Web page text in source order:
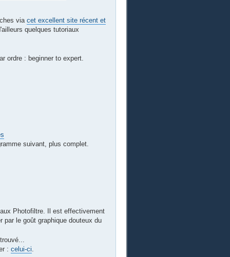
via cet excellent site récent et
quelques tutoriaux
ordre : beginner to expert.
suivant, plus complet.
Photofiltre. Il est effectivement
le goût graphique douteux du
: celui-ci.